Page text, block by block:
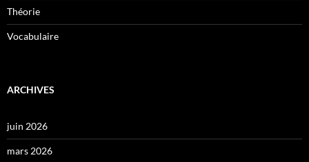
Théorie
Vocabulaire
ARCHIVES
juin 2026
mars 2026